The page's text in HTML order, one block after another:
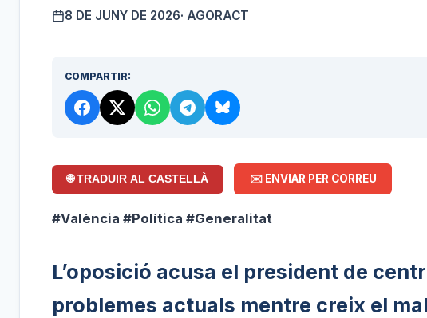
8 DE JUNY DE 2026· AGORACT
COMPARTIR:
🌐 TRADUIR AL CASTELLÀ ✉️ ENVIAR PER CORREU
#València #Política #Generalitat
L’oposició acusa el president de
problemes actuals mentre creix el